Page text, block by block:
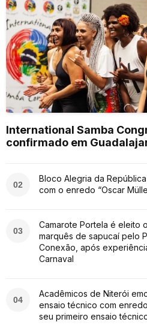
International Samba
confirmado em
02
Bloco Alegria da
com o enredo “Oscar
03
Camarote Portela é eleito
marquês de sapucaí pelo
Conexão, após
Carnaval
04
Acadêmicos de Niterói
ensaio técnico com
seu primeiro ensaio